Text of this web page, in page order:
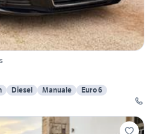
Diesel Manuale
Euro 6